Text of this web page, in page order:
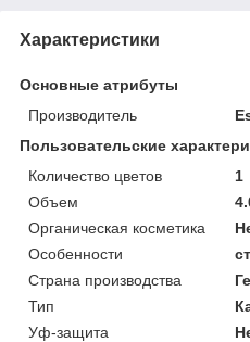
Характеристики
Основные атрибуты
Производитель
Пользовательские
Количество цветов
1
Объем
Органическая косметика
Особенности
Страна производства
Тип
Уф-защита